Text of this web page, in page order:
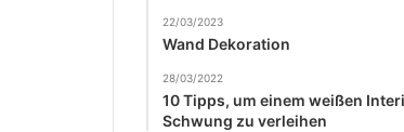
22/03/2023
Wand Dekoration
28/03/2022
10 Tipps, um einem weißen
Schwung zu verleihen